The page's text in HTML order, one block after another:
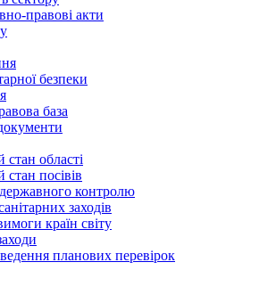
правові акти
безпеки
база
стан області
стан посівів
контролю
заходів
країн світу
планових перевірок